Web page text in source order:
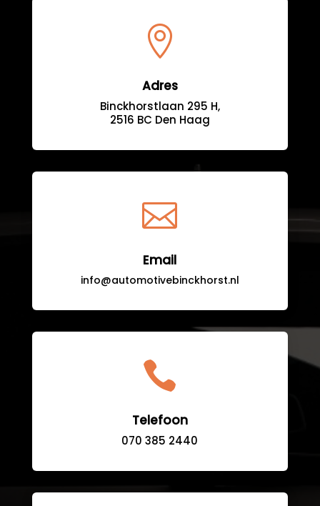

Adres
Binckhorstlaan 295 H,
2516 BC Den Haag

Email
info@automotivebinckhorst.nl

Telefoon
070 385 2440